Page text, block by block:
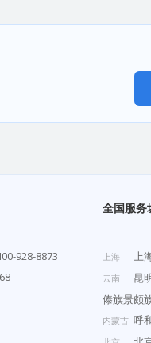
928-8873
全国服务
上海 上
云南 昆
傣族景颇
内蒙古 呼